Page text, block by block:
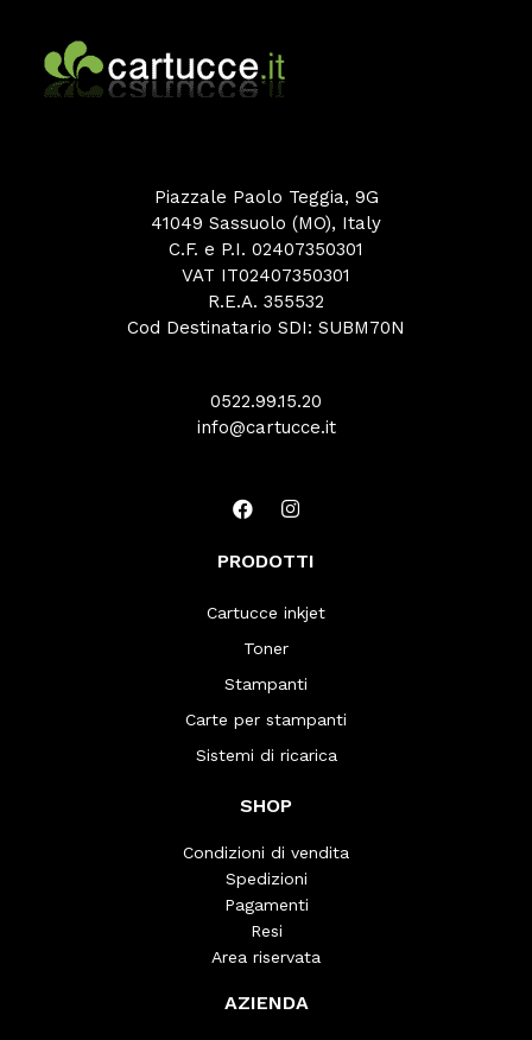
Piazzale Paolo Teggia, 9G
41049 Sassuolo (MO), Italy
C.F. e P.I. 02407350301
VAT IT02407350301
R.E.A. 355532
Cod Destinatario SDI: SUBM70N
0522.99.15.20
info@cartucce.it
PRODOTTI
Cartucce inkjet
Toner
Stampanti
Carte per stampanti
Sistemi di ricarica
SHOP
Condizioni di vendita
Spedizioni
Pagamenti
Resi
Area riservata
AZIENDA